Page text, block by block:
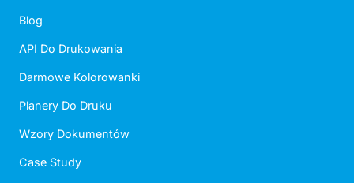
Blog
API Do Drukowania
Darmowe Kolorowanki
Planery Do Druku
Wzory Dokumentów
Case Study